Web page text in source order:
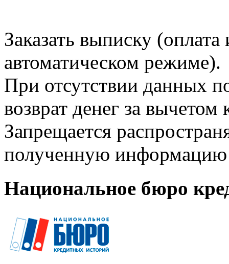
Заказать выписку
автоматическом режиме).
При отсутствии данных
возврат денег за
Запрещается
полученную информацию
Национальное бюро